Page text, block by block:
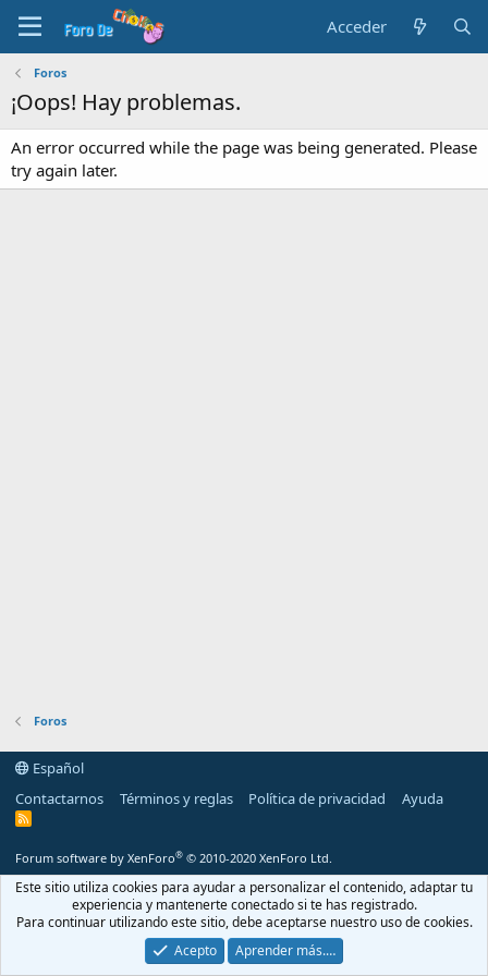
Acceder
Foros
¡Oops! Hay problemas.
An error occurred while the page was being generated. Please
try again later.
Foros
Español
Contactarnos
Términos y reglas Política de privacidad Ayuda
R
Forum software by XenForo® © 2010-2020 XenForo Ltd.
Este sitio utiliza cookies para ayudar a personalizar el contenido, adaptar tu
experiencia y mantenerte conectado si te has registrado.
Para continuar utilizando este sitio, debe aceptarse nuestro uso de cookies.
Acepto
Aprender más.…